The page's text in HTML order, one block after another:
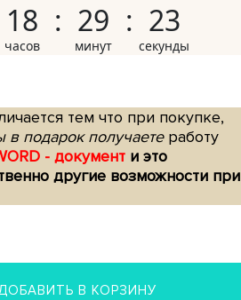
18 29 22
тем что при покупке,
в подарок получаетеработу
- документ и это
другие возможности при
В КОРЗИНУ